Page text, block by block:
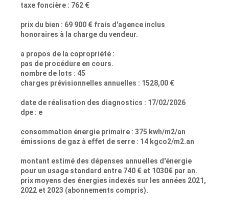
taxe foncière : 762 €
prix du bien : 69 900 € frais d'agence inclus
honoraires à la charge du vendeur.
a propos de la copropriété :
pas de procédure en cours.
nombre de lots : 45
charges prévisionnelles annuelles : 1528,00 €
date de réalisation des diagnostics : 17/02/2026
dpe : e
consommation énergie primaire : 375 kwh/m2/an
émissions de gaz à effet de serre : 14 kgco2/m2.an
montant estimé des dépenses annuelles d'énergie
pour un usage standard entre 740 € et 1030€ par an.
prix moyens des énergies indexés sur les années 2021,
2022 et 2023 (abonnements compris).